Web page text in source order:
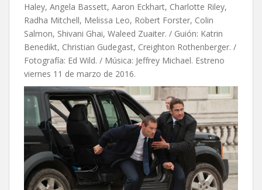
Haley, Angela Bassett, Aaron Eckhart, Charlotte Riley,
Radha Mitchell, Melissa Leo, Robert Forster, Colin
Salmon, Shivani Ghai, Waleed Zuaiter. / Guión: Katrin
Benedikt, Christian Gudegast, Creighton Rothenberger. /
Fotografía: Ed Wild. / Música: Jeffrey Michael. Estreno
viernes 11 de marzo de 2016.